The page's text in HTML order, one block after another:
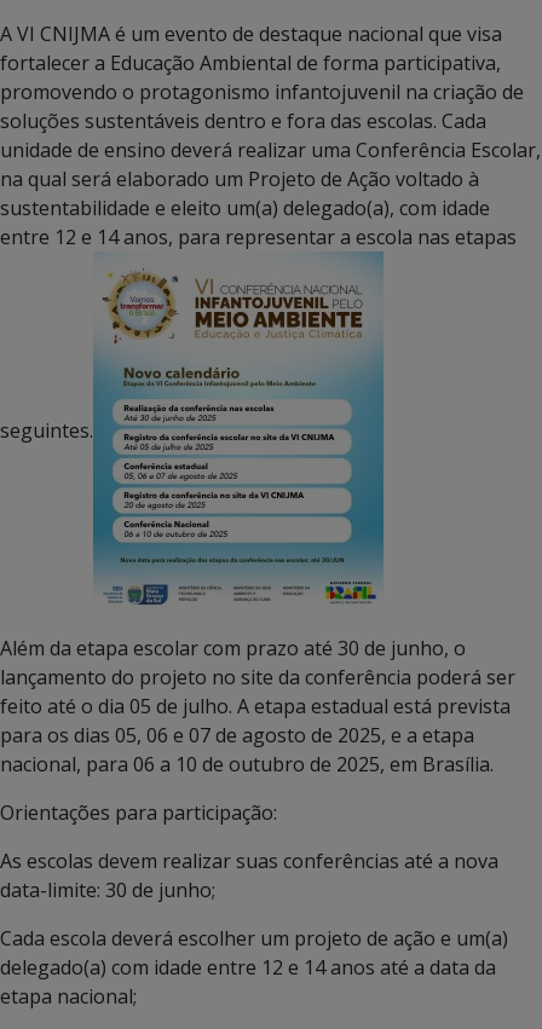
A VI CNIJMA é um evento de destaque nacional que visa
fortalecer a Educação Ambiental de forma participativa,
promovendo o protagonismo infantojuvenil na criação de
soluções sustentáveis dentro e fora das escolas. Cada
unidade de ensino deverá realizar uma Conferência Escolar,
na qual será elaborado um Projeto de Ação voltado à
sustentabilidade e eleito um(a) delegado(a), com idade
entre 12 e 14 anos, para representar a escola nas etapas
seguintes.
Além da etapa escolar com prazo até 30 de junho, o
lançamento do projeto no site da conferência poderá ser
feito até o dia 05 de julho. A etapa estadual está prevista
para os dias 05, 06 e 07 de agosto de 2025, e a etapa
nacional, para 06 a 10 de outubro de 2025, em Brasília.
Orientações para participação:
As escolas devem realizar suas conferências até a nova
data-limite: 30 de junho;
Cada escola deverá escolher um projeto de ação e um(a)
delegado(a) com idade entre 12 e 14 anos até a data da
etapa nacional;